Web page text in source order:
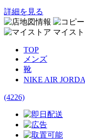
詳細を見る
マイス
TOP
メンズ
靴
NIKE AIR
(4226)